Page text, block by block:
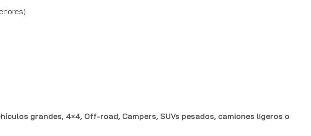
grandes, 4×4, Off-road, Campers, SUVs pesados, camiones ligeros o